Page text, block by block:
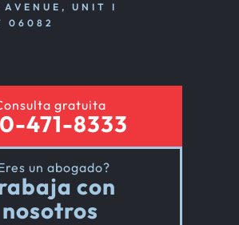
UNIT I
06082
gratuita
471-8333
un abogado?
con
nosotros